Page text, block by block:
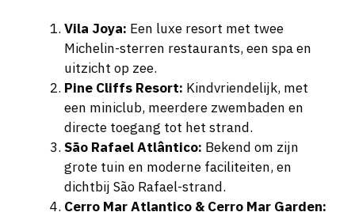
Vila Joya: Een luxe resort met twee
Michelin-sterren restaurants, een spa en
uitzicht op zee.
Pine Cliffs Resort: Kindvriendelijk, met
een miniclub, meerdere zwembaden en
directe toegang tot het strand.
São Rafael Atlântico: Bekend om zijn
grote tuin en moderne faciliteiten, en
dichtbij São Rafael-strand.
Cerro Mar Atlantico & Cerro Mar Garden: